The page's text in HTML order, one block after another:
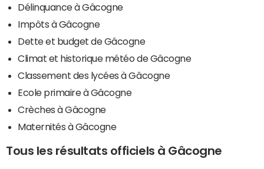
Délinquance à Gâcogne
Impôts à Gâcogne
Dette et budget de Gâcogne
Climat et historique météo de Gâcogne
Classement des lycées à Gâcogne
Ecole primaire à Gâcogne
Crèches à Gâcogne
Maternités à Gâcogne
Tous les résultats officiels à Gâcogne